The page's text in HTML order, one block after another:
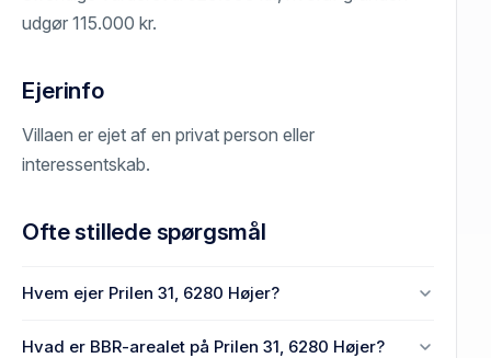
udgør 115.000 kr.
Ejerinfo
Villaen er ejet af en privat person eller
interessentskab.
Ofte stillede spørgsmål
Hvem ejer Prilen 31, 6280 Højer?
Hvad er BBR-arealet på Prilen 31, 6280 Højer?